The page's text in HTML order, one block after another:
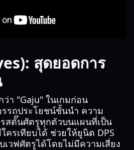
สุดยอดการ
า "Gaju" ในเกมก่อน
รถประโยชน์ชั้นนำ ความ
สตั๊นศัตรูทุกตัวบนแผนที่เป็น
ครเทียบได้ ช่วยให้ยูนิต DPS
วฟศัตรูได้โดยไม่มีความเสี่ยง